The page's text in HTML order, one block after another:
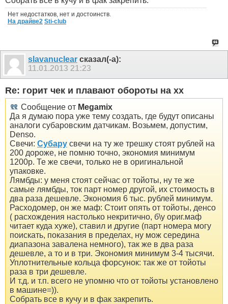
Нет недостатков, нет и достоинств.
На драйве2 Sti-club
slavanuclear сказал(-а):
11.01.2013 21:23
Re: горит чек и плавают обороты на хх
Сообщение от Megamix
Да я думаю пора уже тему создать, где будут описаны
аналоги субаровским датчикам. Возьмем, допустим,
Denso.
Свечи: Субару свечи на ту же трешку стоят рублей на
200 дороже, не помню точно, экономия минимум
1200р. Те же свечи, только не в оригинальной
упаковке.
Лямбды: у меня стоят сейчас от тойоты, ну те же
самые лямбды, ток парт номер другой, их стоимость в
два раза дешевле. Экономия 6 тыс. рублей минимум.
Расходомер, он же маф: Стоит опять от тойоты, денсо
( расхождения настолько некритично, б\у ориг.маф
читает куда хуже), ставил и другие (парт номера могу
поискать, показания в пределах, ну мож середина
диапазона завалена немного), так же в два раза
дешевле, а то и в три. Экономия минимум 3-4 тысячи.
Уплотнительные кольца форсунок: так же от тойоты
раза в три дешевле.
И т.д. и т.п. всего не упомню что от тойоты установлено
в машине=)).
Собрать все в кучу и в фак закрепить.